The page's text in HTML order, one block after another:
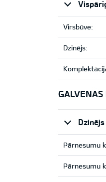
Virsbūve:
Dzinējs:
GALVENĀS
Dzinējs
Pārnesumu
Pārnesumu